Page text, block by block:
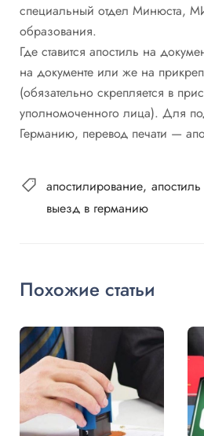
специальный отдел Минюста,
образования.
Где ставится апостиль на
на документе или же на
(обязательно скрепляется в
уполномоченного лица). Для
Германию, перевод печати —
апостилирование
выезд в германию
Похожие статьи